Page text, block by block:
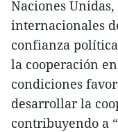
Naciones
internacionales
confianza
la cooperación
condiciones
desarrollar la
contribuyendo a